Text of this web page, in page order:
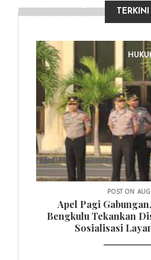
TERKINI
POST ON
Apel Pagi
Bengkulu Tekankan
Sosialisasi